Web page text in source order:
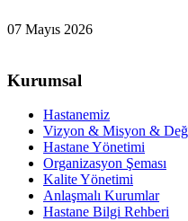
07 Mayıs 2026
Kurumsal
Hastanemiz
Vizyon & Misyon &
Hastane Yönetimi
Organizasyon Şeması
Kalite Yönetimi
Anlaşmalı Kurumlar
Hastane Bilgi Rehberi